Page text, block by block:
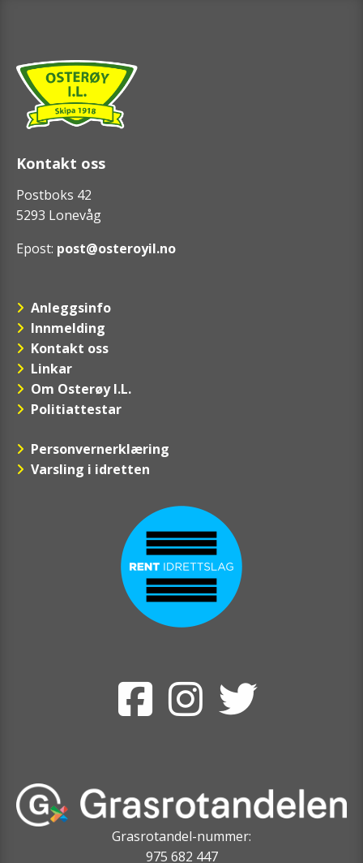
Kontakt oss
Postboks 42
5293 Lonevåg
Epost: post@osteroyil.no
Anleggsinfo
Innmelding
Kontakt oss
Linkar
Om Osterøy I.L.
Politiattestar
Personvernerklæring
Varsling i idretten
Grasrotandel-nummer:
975 682 447